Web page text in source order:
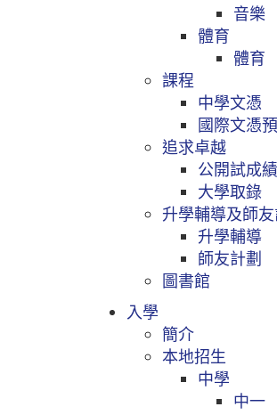
音樂
體育
體育
課程
中學文憑
國際文憑
追求卓越
公開試成績
大學取錄
升學輔導及師
升學輔導
師友計劃
圖書館
入學
簡介
本地招生
中學
中一